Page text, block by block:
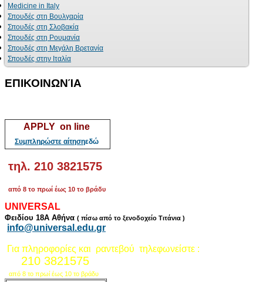
Medicine in Italy
Σπουδές στη Βουλγαρία
Σπουδές στη Σλοβακία
Σπουδές στη Ρουμανία
Σπουδές στη Μεγάλη Βρετανία
Σπουδές στην Ιταλία
ΕΠΙΚΟΙΝΩΝΊΑ
APPLY on line
Συμπληρώστε αίτησηεδώ
τηλ. 210 3821575
από 8 το πρωί έως 10 το βράδυ
UNIVERSAL
Φειδίου 18Α Αθήνα ( πίσω από το ξενοδοχείο Τιτάνια )
info@universal.edu.gr
Για πληροφορίες και ραντεβού τηλεφωνείστε :
210 3821575
από 8 το πρωί έως 10 το βράδυ